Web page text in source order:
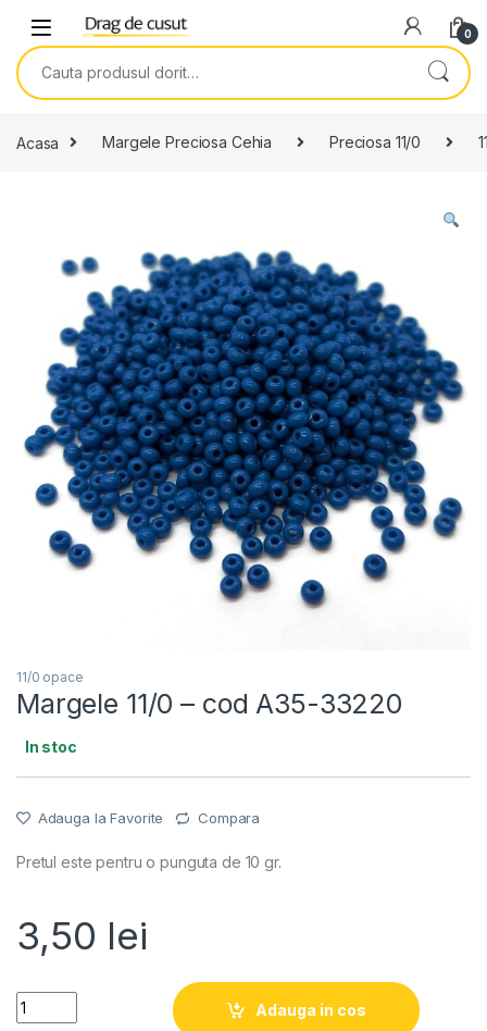
0
Search for:
Acasa Margele Preciosa Cehia Preciosa 11/0
11/0 opace
Margele 11/0 – cod A35-33220
In stoc
Adauga la Favorite Compara
Pretul este pentru o punguta de 10 gr.
3,50 lei
Quantity
Adauga in cos